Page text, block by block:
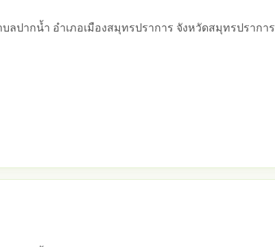
บลปากน้ำ อำเภอเมืองสมุทรปราการ จังหวัดสมุทรปราการ